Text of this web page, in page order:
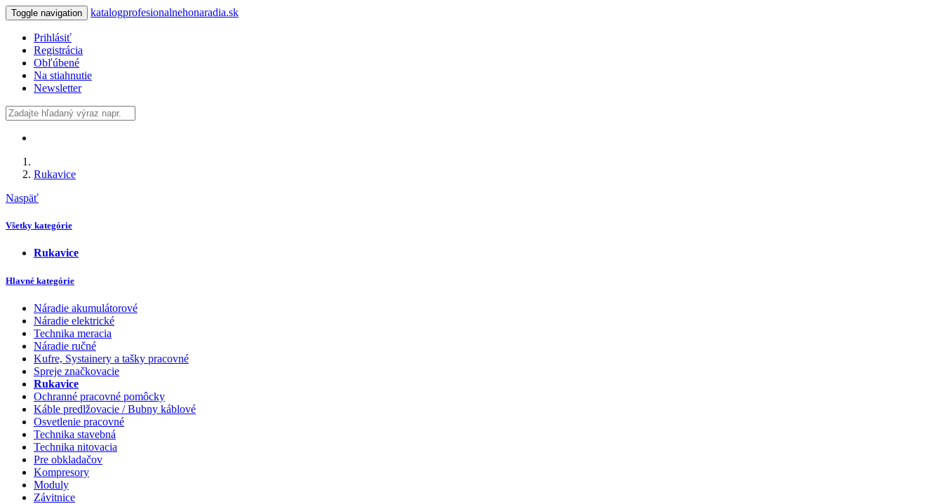
Toggle navigation katalogprofesionalnehonaradia.sk
Prihlásiť
Registrácia
Obľúbené
Na stiahnutie
Newsletter
Rukavice
Naspäť
Všetky kategórie
Rukavice
Hlavné kategórie
Náradie akumulátorové
Náradie elektrické
Technika meracia
Náradie ručné
Kufre, Systainery a tašky pracovné
Spreje značkovacie
Rukavice
Ochranné pracovné pomôcky
Káble predlžovacie / Bubny káblové
Osvetlenie pracovné
Technika stavebná
Technika nitovacia
Pre obkladačov
Kompresory
Moduly
Závitnice